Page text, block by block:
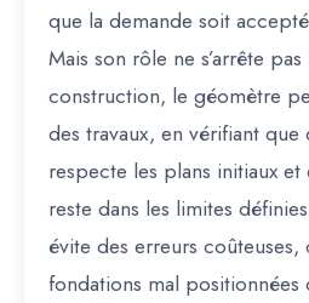
que la demande soit
Mais son rôle ne s’arrête
construction, le géomètre
des travaux, en vérifiant que
respecte les plans initiaux
reste dans les limites
évite des erreurs coûteuses,
fondations mal